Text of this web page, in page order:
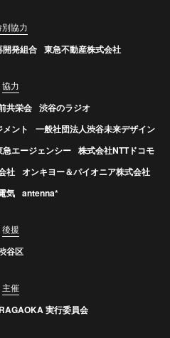
別協力
開発組合 東急不動産株式会社
協力
共栄会 渋谷のラジオ
ント
一般社団法人渋谷未来デザイン
エージェンシー 株式会社NTTドコモ
社 オンキヨー＆パイオニア株式会社
気 antenna*
後援
谷区
主催
実行委員会